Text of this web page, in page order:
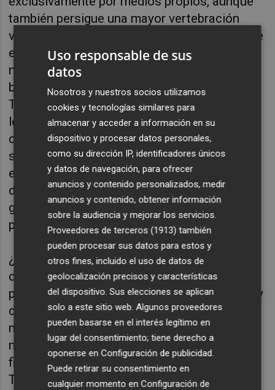
también persigue una mayor vertebración
valenciana. Permitiría rebajar la presión sobre
el precio de la vivienda al hacer atractivos
municipios con costes residenciales más
bajos que los de las grandes capitales.
También ayudaría a atraer población a
localidades que, en muchos casos, no solo
crecen por debajo de la media valenciana,
sino que directamente pierden habitantes. Un
ejemplo: pese a las últimas subidas
demográficas de las que tanto presume el
gobierno local, Alcoy ha perdido un 7% de su
población en los últimos cuarenta años.
¿Pueden las ciudades medias de las
comarcas centrales asumir esa función? Sí,
pero para ello necesitan un factor del que hoy
carecen: infraestructuras de transporte
modernas y eficientes. Integrarse en un área
metropolitana exige disponer de conexiones
fiables, rápidas y frecuentes, similares al
TRAM de Alicante o al metro de Valencia.
Uso responsable de sus
datos
Nosotros y nuestros socios utilizamos
cookies y tecnologías similares para
almacenar y acceder a información en su
dispositivo y procesar datos personales,
como su dirección IP, identificadores únicos
y datos de navegación, para ofrecer
anuncios y contenido personalizados, medir
anuncios y contenido, obtener información
sobre la audiencia y mejorar los servicios.
Proveedores de terceros (1913) también
pueden procesar sus datos para estos y
otros fines, incluido el uso de datos de
geolocalización precisos y características
del dispositivo. Sus elecciones se aplican
solo a este sitio web. Algunos proveedores
pueden basarse en el interés legítimo en
lugar del consentimiento; tiene derecho a
oponerse enConfiguración de publicidad.
Puede retirar su consentimiento en
cualquier momento enConfiguración de